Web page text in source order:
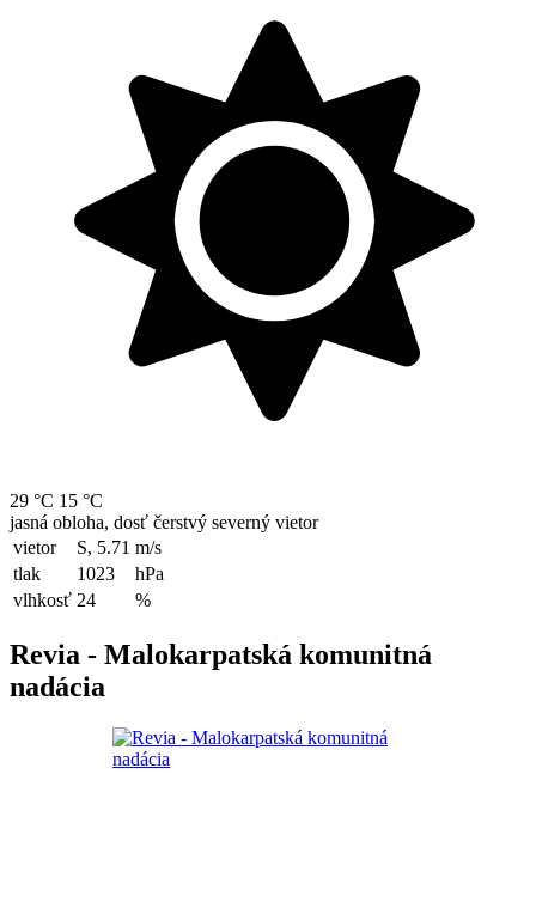
29 °C 15 °C
jasná obloha, dosť čerstvý severný vietor
vietor
S, 5.71 m/s
tlak
1023
hPa
vlhkosť 24 %
Revia - Malokarpatská komunitná
nadácia